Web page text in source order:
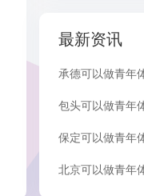
最新资讯
承德可以做青年
包头可以做青年
保定可以做青年
北京可以做青年